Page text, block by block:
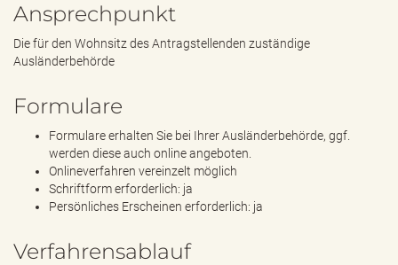
Ansprechpunkt
Die für den Wohnsitz des Antragstellenden zuständige
Ausländerbehörde
Formulare
Formulare erhalten Sie bei Ihrer Ausländerbehörde, ggf.
werden diese auch online angeboten.
Onlineverfahren vereinzelt möglich
Schriftform erforderlich: ja
Persönliches Erscheinen erforderlich: ja
Verfahrensablauf